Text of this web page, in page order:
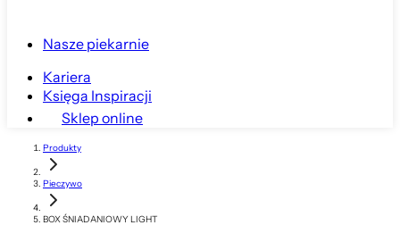
Nasze piekarnie
Kariera
Księga Inspiracji
Sklep online
Produkty
Pieczywo
BOX ŚNIADANIOWY LIGHT